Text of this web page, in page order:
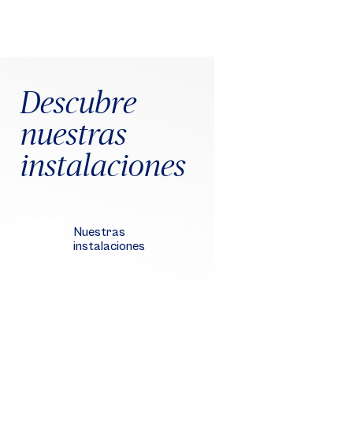
Descubre
nuestras
instalaciones
Nuestras
instalaciones